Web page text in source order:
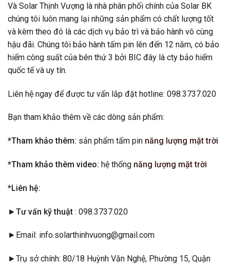
Và Solar Thịnh Vượng là nhà phân phối chính của Solar BK
chúng tôi luôn mang lại những sản phẩm có chất lượng tốt
và kèm theo đó là các dịch vụ bảo trì và bảo hành vô cùng
hậu đãi. Chúng tôi bảo hành tấm pin lên đến 12 năm, có bảo
hiểm công suất của bên thứ 3 bởi BIC đây là cty bảo hiểm
quốc tế và uy tín.
Liên hệ ngay để được tư vấn lắp đặt hotline: 098.3737.020
Bạn tham khảo thêm về các dòng sản phẩm:
*Tham khảo thêm: sản phẩm tấm pin năng lượng mặt trời
*Tham khảo thêm video: hệ thống năng lượng mặt trời
*Liên hệ:
►Tư vấn kỹ thuật : 098.3737.020
►Email: info.solarthinhvuong@gmail.com
►Trụ sở chính: 80/18 Huỳnh Văn Nghệ, Phường 15, Quận